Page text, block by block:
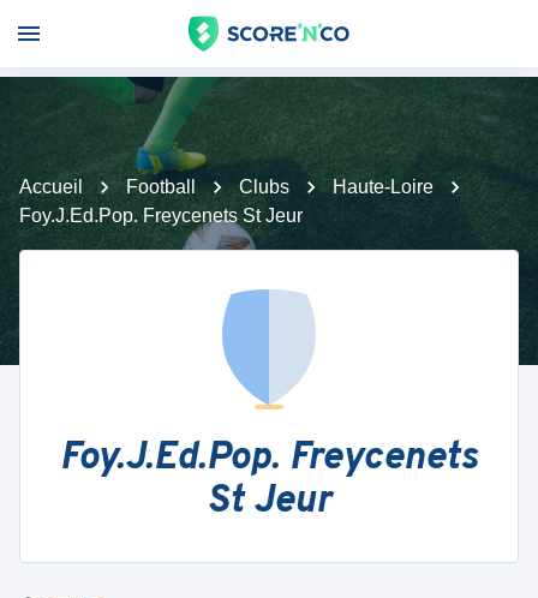
Accueil Football Clubs
Haute-Loire
Foy.J.Ed.Pop. Freycenets St Jeur
Foy.J.Ed.Pop. Freycenets
St Jeur